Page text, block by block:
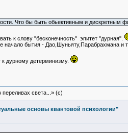
Что бы быть обьективным и дискретным
к слову "бесконечность" эпитет "дурная".
начало бытия - Дао,Шуньяту,Парабрахмана
дурному детерминизму.
света...» (c)
основы квантовой психологии"